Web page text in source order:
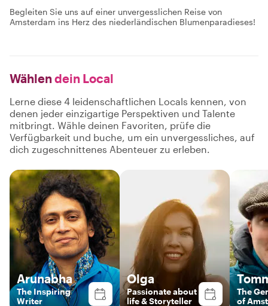
Begleiten Sie uns auf einer unvergesslichen Reise von
Amsterdam ins Herz des niederländischen Blumenparadieses!
Wählen dein Local
Lerne diese 4 leidenschaftlichen Locals kennen, von
denen jeder einzigartige Perspektiven und Talente
mitbringt. Wähle deinen Favoriten, prüfe die
Verfügbarkeit und buche, um ein unvergessliches, auf
dich zugeschnittenes Abenteuer zu erleben.
Arunabha
The Inspiring
Writer
Olga
Passionate about
life & Storyteller
The
of